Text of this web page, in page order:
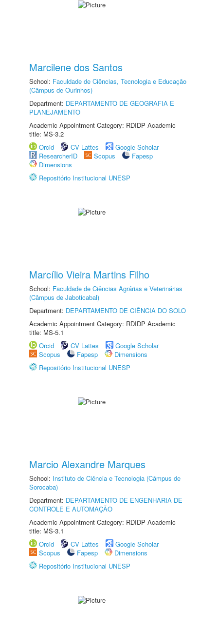
Marcilene dos Santos
School: Faculdade de Ciências, Tecnologia e Educação
(Câmpus de Ourinhos)
Department: DEPARTAMENTO DE GEOGRAFIA E
PLANEJAMENTO
Academic Appointment Category: RDIDP Academic
title: MS-3.2
Orcid
CV Lattes
Google Scholar
ResearcherID
Scopus
Fapesp
Dimensions
Repositório Institucional UNESP
Marcílio Vieira Martins Filho
School: Faculdade de Ciências Agrárias e Veterinárias
(Câmpus de Jaboticabal)
Department: DEPARTAMENTO DE CIÊNCIA DO SOLO
Academic Appointment Category: RDIDP Academic
title: MS-5.1
Orcid
CV Lattes
Google Scholar
Scopus
Fapesp
Dimensions
Repositório Institucional UNESP
Marcio Alexandre Marques
School: Instituto de Ciência e Tecnologia (Câmpus de
Sorocaba)
Department: DEPARTAMENTO DE ENGENHARIA DE
CONTROLE E AUTOMAÇÃO
Academic Appointment Category: RDIDP Academic
title: MS-3.1
Orcid
CV Lattes
Google Scholar
Scopus
Fapesp
Dimensions
Repositório Institucional UNESP